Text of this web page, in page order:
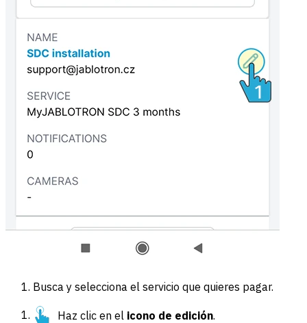
Busca y selecciona el servicio que quieres pagar.
Haz clic en el icono de edición.